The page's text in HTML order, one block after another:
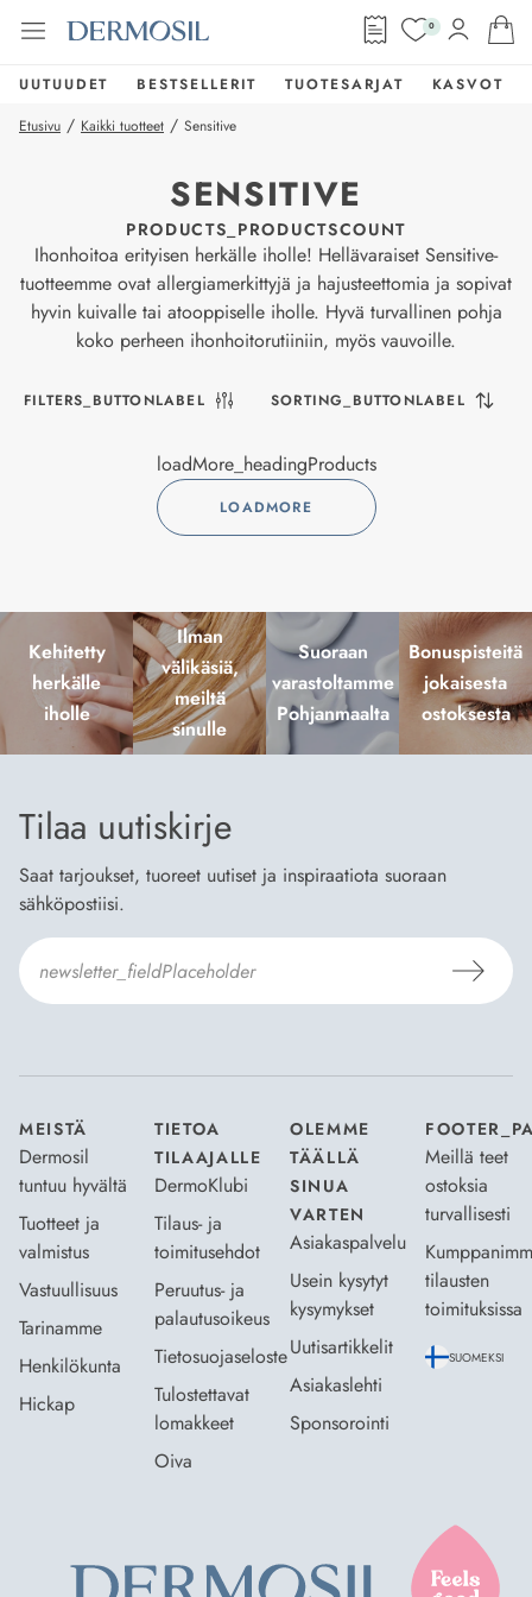
0
UUTUUDET BESTSELLERIT TUOTESARJAT
KASVOT
Etusivu / Kaikki tuotteet / Sensitive
SENSITIVE
PRODUCTS_PRODUCTSCOUNT
Ihonhoitoa erityisen herkälle iholle! Hellävaraiset Sensitive-
tuotteemme ovat allergiamerkittyjä ja hajusteettomia ja sopivat
hyvin kuivalle tai atooppiselle iholle. Hyvä turvallinen pohja
koko perheen ihonhoitorutiiniin, myös vauvoille.
FILTERS_BUTTONLABEL SORTING_BUTTONLABEL
loadMore_headingProducts
LOADMORE
Kehitetty
herkälle
iholle
Ilman
välikäsiä,
meiltä
sinulle
Suoraan
varastoltamme
Pohjanmaalta
Bonuspisteitä
jokaisesta
ostoksesta
Tilaa uutiskirje
Saat tarjoukset, tuoreet uutiset ja inspiraatiota suoraan
sähköpostiisi.
MEISTÄ
Dermosil
tuntuu hyvältä
Tuotteet ja
valmistus
Vastuullisuus
Tarinamme
Henkilökunta
Hickap
TIETOA
TILAAJALLE
DermoKlubi
Tilaus- ja
toimitusehdot
Peruutus- ja
palautusoikeus
Tietosuojaseloste
Tulostettavat
lomakkeet
Oiva
OLEMME
TÄÄLLÄ
SINUA
VARTEN
Asiakaspalvelu
Usein kysytyt
kysymykset
Uutisartikkelit
Asiakaslehti
Sponsorointi
Meillä teet
ostoksia
turvallisesti
tilausten
toimituksissa
SUOMEKSI